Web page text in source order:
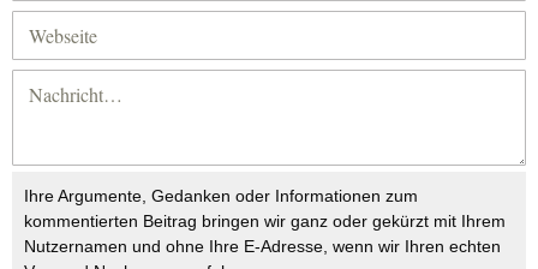
Ihre Argumente, Gedanken oder Informationen zum
kommentierten Beitrag bringen wir ganz oder gekürzt mit Ihrem
Nutzernamen und ohne Ihre E-Adresse, wenn wir Ihren echten